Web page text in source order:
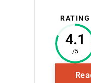
RATING
4.1
/5